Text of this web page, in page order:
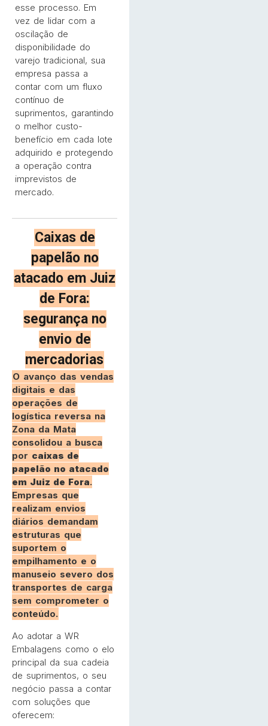
esse processo. Em
vez de lidar com a
oscilação de
disponibilidade do
varejo tradicional, sua
empresa passa a
contar com um fluxo
contínuo de
suprimentos, garantindo
o melhor custo-
benefício em cada lote
adquirido e protegendo
a operação contra
imprevistos de
mercado.
Caixas de
papelão no
atacado em Juiz
de Fora:
segurança no
envio de
mercadorias
O avanço das vendas
digitais e das
operações de
logística reversa na
Zona da Mata
consolidou a busca
por caixas de
papelão no atacado
em Juiz de Fora.
Empresas que
realizam envios
diários demandam
estruturas que
suportem o
empilhamento e o
manuseio severo dos
transportes de carga
sem comprometer o
conteúdo.
Ao adotar a WR
Embalagens como o elo
principal da sua cadeia
de suprimentos, o seu
negócio passa a contar
com soluções que
oferecem: